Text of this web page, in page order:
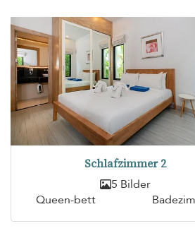
Schlafzimmer 2
5 Bilder
Queen-bett